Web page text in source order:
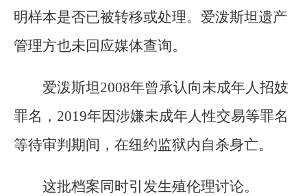
明样本是否已被转移或处理。爱泼斯坦遗产
管理方也未回应媒体查询。
爱泼斯坦2008年曾承认向未成年人招妓
罪名，2019年因涉嫌未成年人性交易等罪名
等待审判期间，在纽约监狱内自杀身亡。
这批档案同时引发生殖伦理讨论。